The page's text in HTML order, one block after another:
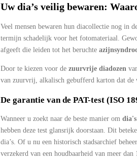
Uw dia’s veilig bewaren:
Veel mensen bewaren hun diacollectie nog in
termijn schadelijk voor het fotomateriaal.
afgeeft die leiden tot het beruchte
Door te kiezen voor de zuurvrije diadozen
van zuurvrij, alkalisch gebufferd karton dat de
De garantie van de PAT-test (ISO
Wanneer u zoekt naar de beste manier om
hebben deze test glansrijk doorstaan. Dit
dia’s. Of u nu een historisch stadsarchief
verzekerd van een houdbaarheid van meer dan